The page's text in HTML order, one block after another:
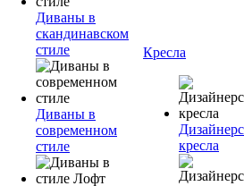
Диваны в
скандинавском
стиле
Диваны в
современном
стиле
Кресла
кресла